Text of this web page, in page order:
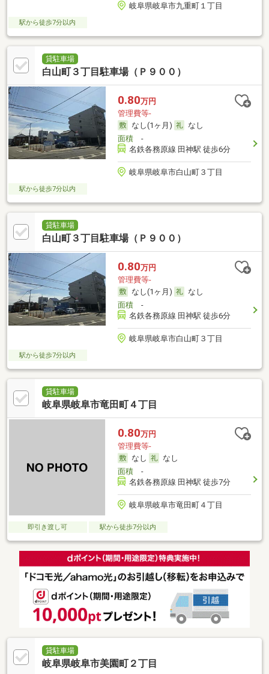
岐阜県岐阜市九重町１丁目
駅から徒歩7分以内
貸駐車場
白山町３丁目駐車場（Ｐ９００）
0.80万円
管理費等-
なし(1ヶ月)
なし
面積-
名鉄各務原線 田神駅 徒歩6分
岐阜県岐阜市白山町３丁目
駅から徒歩7分以内
貸駐車場
白山町３丁目駐車場（Ｐ９００）
0.80万円
管理費等-
なし(1ヶ月)
なし
面積-
名鉄各務原線 田神駅 徒歩6分
岐阜県岐阜市白山町３丁目
駅から徒歩7分以内
貸駐車場
岐阜県岐阜市竜田町４丁目
0.80万円
管理費等-
なし
なし
面積-
名鉄各務原線 田神駅 徒歩7分
岐阜県岐阜市竜田町４丁目
即引き渡し可 駅から徒歩7分以内
貸駐車場
岐阜県岐阜市美園町２丁目